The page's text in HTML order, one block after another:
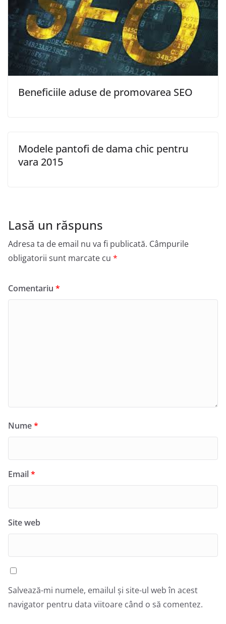
Beneficiile aduse de promovarea SEO
Modele pantofi de dama chic pentru
vara 2015
Lasă un răspuns
Adresa ta de email nu va fi publicată. Câmpurile
obligatorii sunt marcate cu *
Comentariu *
Nume*
Email*
Site web
Salvează-mi numele, emailul și site-ul web în acest
navigator pentru data viitoare când o să comentez.